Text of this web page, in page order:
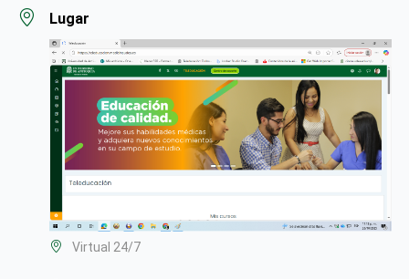
Lugar
Virtual 24/7